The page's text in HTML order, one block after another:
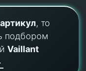
артикул, то
подбором
Vaillant